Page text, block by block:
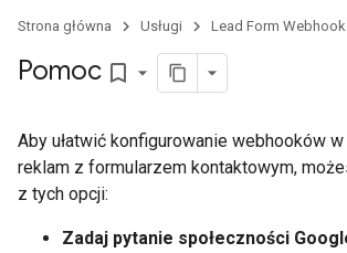
Strona główna Usługi Lead Form Webhook
Pomoc bookmark_border
Aby ułatwić konfigurowanie webhooków
reklam z formularzem kontaktowym,
z tych opcji:
Zadaj pytanie społeczności